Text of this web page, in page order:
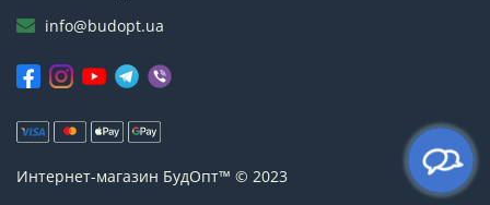
info@budopt.ua
Интернет-магазин БудОпт™ © 2023